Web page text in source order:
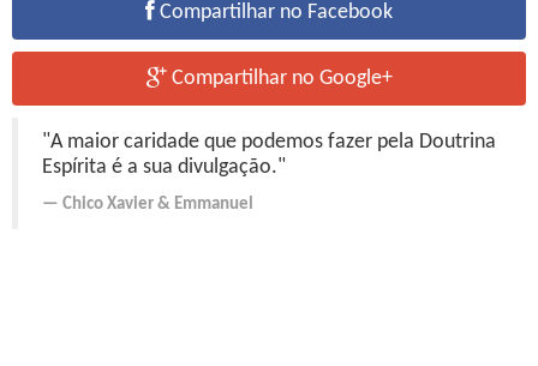
Compartilhar no Facebook
Compartilhar no Google+
"A maior caridade que podemos fazer pela Doutrina
Espírita é a sua divulgação."
Chico Xavier & Emmanuel